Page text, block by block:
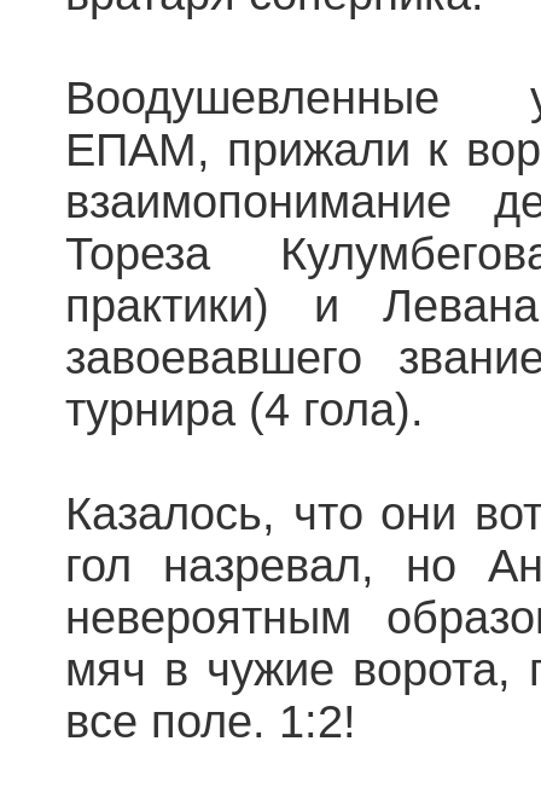
Воодушевленные
ЕПАМ, прижали к
взаимопонимание
Тореза
практики) и
завоевавшего
турнира (4 гола).
Казалось, что они
гол назревал, но
невероятным
мяч в чужие ворота,
все поле. 1:2!